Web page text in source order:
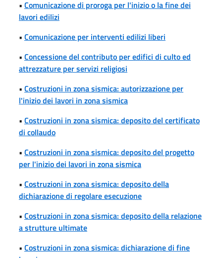
• Comunicazione di proroga per l'inizio o la fine dei
lavori edilizi
• Comunicazione per interventi edilizi liberi
• Concessione del contributo per edifici di culto ed
attrezzature per servizi religiosi
• Costruzioni in zona sismica: autorizzazione per
l'inizio dei lavori in zona sismica
• Costruzioni in zona sismica: deposito del certificato
di collaudo
• Costruzioni in zona sismica: deposito del progetto
per l'inizio dei lavori in zona sismica
• Costruzioni in zona sismica: deposito della
dichiarazione di regolare esecuzione
• Costruzioni in zona sismica: deposito della relazione
a strutture ultimate
• Costruzioni in zona sismica: dichiarazione di fine